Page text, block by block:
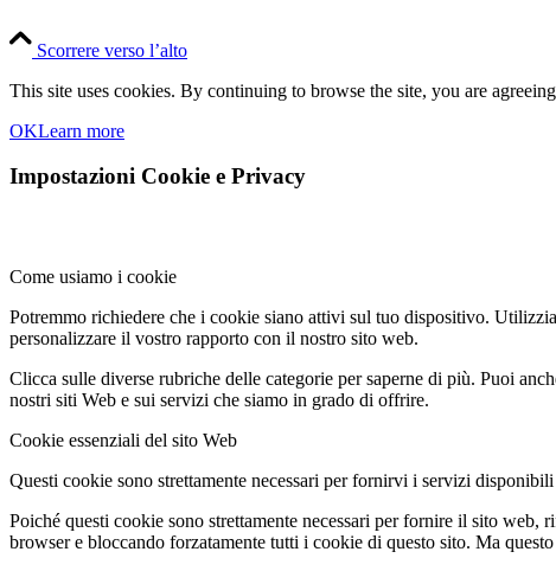
Scorrere verso l’alto
This site uses cookies. By continuing to browse the site, you are
OKLearn more
Impostazioni Cookie e Privacy
Come usiamo i cookie
Potremmo richiedere che i cookie siano attivi sul tuo dispositivo.
personalizzare il vostro rapporto con il nostro sito web.
Clicca sulle diverse rubriche delle categorie per saperne di più. Puoi
nostri siti Web e sui servizi che siamo in grado di offrire.
Cookie essenziali del sito Web
Questi cookie sono strettamente necessari per fornirvi i servizi
Poiché questi cookie sono strettamente necessari per fornire il sito
browser e bloccando forzatamente tutti i cookie di questo sito. Ma